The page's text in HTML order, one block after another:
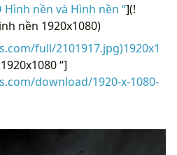
Hình nền và Hình nền “](!
nền 1920x1080)
full/2101917.jpg)1920x1
“]
download/1920-x-1080-